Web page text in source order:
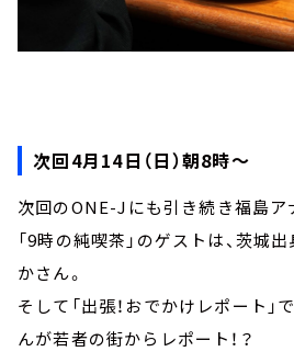
次回4月14日（日）朝8時～
次回のONE-Jにも引き続き福島ア
「9時の純喫茶」のゲストは、茨城
かさん。
そして「出張！おでかけレポート」
んが若者の街からレポート！？